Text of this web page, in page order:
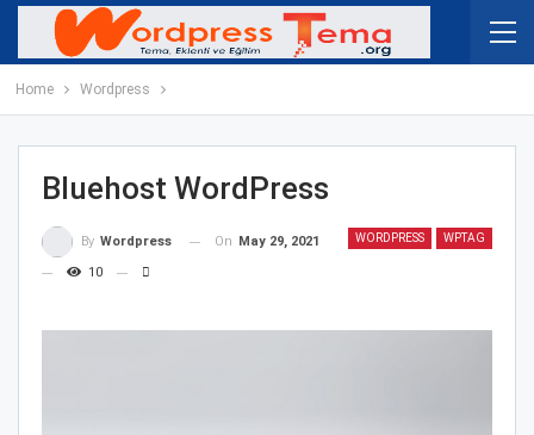
Home Wordpress
Bluehost WordPress
WORDPRESS WPTAG
By Wordpress On May 29, 2021
10